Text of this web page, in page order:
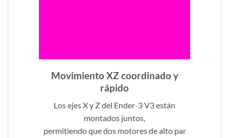
Movimiento XZ coordinado y
rápido
Los ejes X y Z del Ender-3 V3 están
montados juntos,
permitiendo que dos motores de alto par